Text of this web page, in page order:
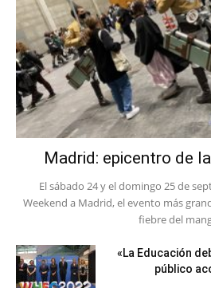
Madrid: epicentro de
El sábado 24 y el domingo 25 de
Weekend a Madrid, el evento más
fiebre del
«La Educación
público